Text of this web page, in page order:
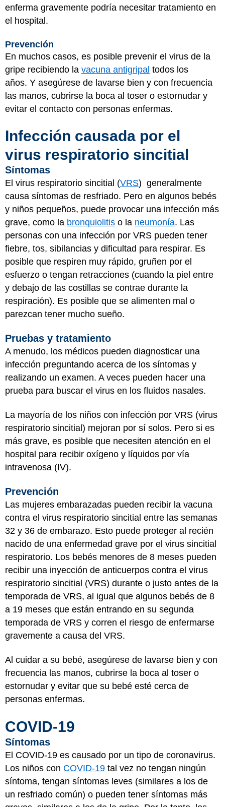
enferma gravemente podría necesitar tratamiento en
el hospital.
Prevención
En muchos casos, es posible prevenir el virus de la
gripe recibiendo la vacuna antigripal todos los
años. Y asegúrese de lavarse bien y con frecuencia
las manos, cubrirse la boca al toser o estornudar y
evitar el contacto con personas enfermas.
Infección causada por el
virus respiratorio sincitial
Síntomas
El virus respiratorio sincitial (VRS) generalmente
causa síntomas de resfriado. Pero en algunos bebés
y niños pequeños, puede provocar una infección más
grave, como la bronquiolitis o la neumonía. Las
personas con una infección por VRS pueden tener
fiebre, tos, sibilancias y dificultad para respirar. Es
posible que respiren muy rápido, gruñen por el
esfuerzo o tengan retracciones (cuando la piel entre
y debajo de las costillas se contrae durante la
respiración). Es posible que se alimenten mal o
parezcan tener mucho sueño.
Pruebas y tratamiento
A menudo, los médicos pueden diagnosticar una
infección preguntando acerca de los síntomas y
realizando un examen. A veces pueden hacer una
prueba para buscar el virus en los fluidos nasales.
La mayoría de los niños con infección por VRS (virus
respiratorio sincitial) mejoran por sí solos. Pero si es
más grave, es posible que necesiten atención en el
hospital para recibir oxígeno y líquidos por vía
intravenosa (IV).
Prevención
Las mujeres embarazadas pueden recibir la vacuna
contra el virus respiratorio sincitial entre las semanas
32 y 36 de embarazo. Esto puede proteger al recién
nacido de una enfermedad grave por el virus sincitial
respiratorio. Los bebés menores de 8 meses pueden
recibir una inyección de anticuerpos contra el virus
respiratorio sincitial (VRS) durante o justo antes de la
temporada de VRS, al igual que algunos bebés de 8
a 19 meses que están entrando en su segunda
temporada de VRS y corren el riesgo de enfermarse
gravemente a causa del VRS.
Al cuidar a su bebé, asegúrese de lavarse bien y con
frecuencia las manos, cubrirse la boca al toser o
estornudar y evitar que su bebé esté cerca de
personas enfermas.
COVID-19
Síntomas
El COVID-19 es causado por un tipo de coronavirus.
Los niños con COVID-19 tal vez no tengan ningún
síntoma, tengan síntomas leves (similares a los de
un resfriado común) o pueden tener síntomas más